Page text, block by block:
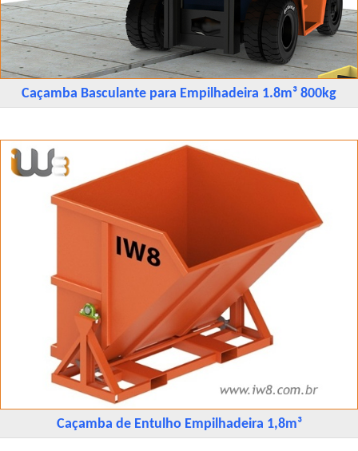
Caçamba Basculante para Empilhadeira 1.8m³ 800kg
Caçamba de Entulho Empilhadeira 1,8m³